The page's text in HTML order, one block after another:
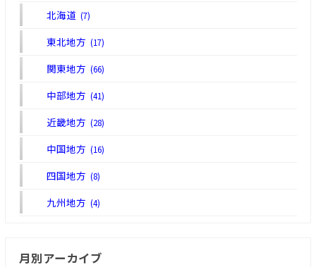
北海道(7)
東北地方(17)
関東地方(66)
中部地方(41)
近畿地方(28)
中国地方(16)
四国地方(8)
九州地方(4)
月別アーカイブ